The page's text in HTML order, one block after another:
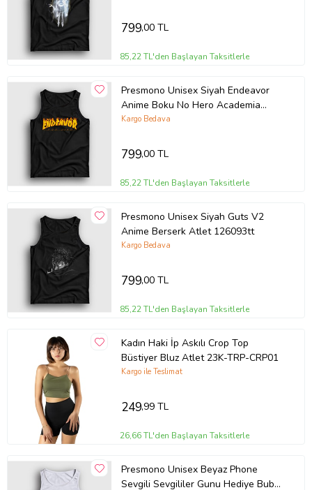
Ürün Kodu:kcm50165339
799,00 TL
85,22 TL'den Başlayan Taksitlerle
Presmono Unisex Siyah Endeavor
Anime Boku No Hero Academia
Atlet 234453tt
Kargo Bedava
799,00 TL
85,22 TL'den Başlayan Taksitlerle
Presmono Unisex Siyah Guts V2
Anime Berserk Atlet 126093tt
Kargo Bedava
799,00 TL
85,22 TL'den Başlayan Taksitlerle
Kadın Haki İp Askılı Crop Top
Büstiyer Bluz Atlet 23K-TRP-CRP01
Kargo ile Teslimat
249,99 TL
26,66 TL'den Başlayan Taksitlerle
Presmono Unisex Beyaz Phone
Sevgili Sevgililer Gunu Hediye Bubu